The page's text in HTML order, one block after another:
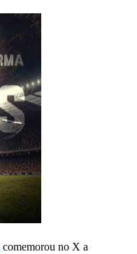
comemorou no X a